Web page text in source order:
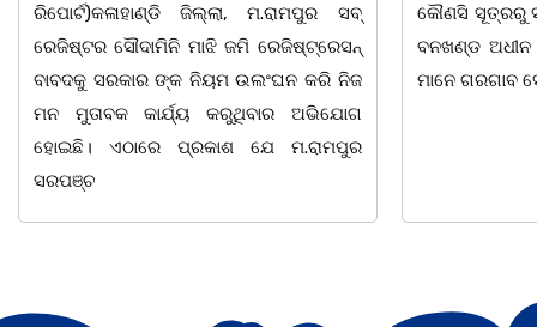
କୌଣସି ସୂତ୍ରରୁ ସୂଚନା ପାଇ କଳାହାଣ୍ଡି ଉତ୍ତର
ବନଖଣ୍ଡ ଅଧୀନ କେଗାଁ ରେଞ୍ଜର ବନ କର୍ମଚାରୀ
ମାନେ ଗରଗାବ ସେକ୍ସନ ଅଧୀନ କାନ୍ଦୁଲଝର
-2026
ସଂଯୋଜନା ଓ
ଯାଇଛି l ମହିଳା